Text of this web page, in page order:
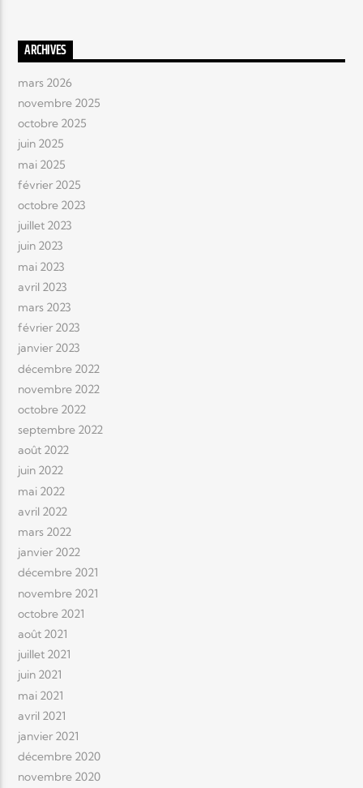
ARCHIVES
mars 2026
novembre 2025
octobre 2025
juin 2025
mai 2025
février 2025
octobre 2023
juillet 2023
juin 2023
mai 2023
avril 2023
mars 2023
février 2023
janvier 2023
décembre 2022
novembre 2022
octobre 2022
septembre 2022
août 2022
juin 2022
mai 2022
avril 2022
mars 2022
janvier 2022
décembre 2021
novembre 2021
octobre 2021
août 2021
juillet 2021
juin 2021
mai 2021
avril 2021
janvier 2021
décembre 2020
novembre 2020